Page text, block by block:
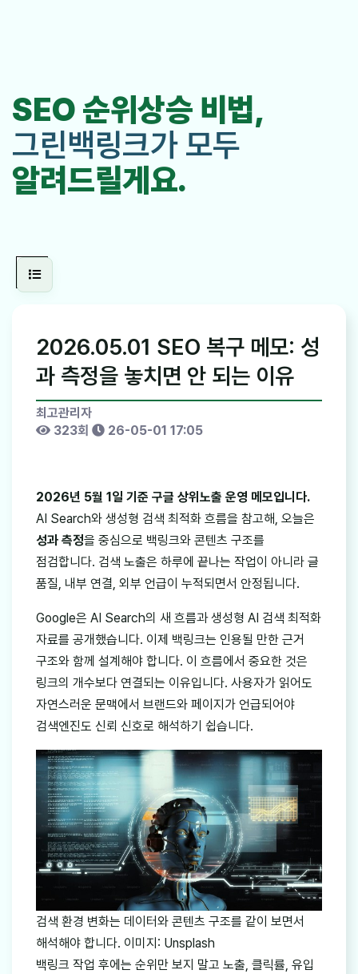
SEO 순위상승 비법,
그린백링크가 모두
알려드릴게요.
2026.05.01 SEO 복구 메모: 성
과 측정을 놓치면 안 되는 이유
최고관리자
323회
26-05-01 17:05
2026년 5월 1일 기준 구글 상위노출 운영 메모입니다.
AI Search와 생성형 검색 최적화 흐름을 참고해, 오늘은
성과 측정을 중심으로 백링크와 콘텐츠 구조를
점검합니다. 검색 노출은 하루에 끝나는 작업이 아니라 글
품질, 내부 연결, 외부 언급이 누적되면서 안정됩니다.
Google은 AI Search의 새 흐름과 생성형 AI 검색 최적화
자료를 공개했습니다. 이제 백링크는 인용될 만한 근거
구조와 함께 설계해야 합니다. 이 흐름에서 중요한 것은
링크의 개수보다 연결되는 이유입니다. 사용자가 읽어도
자연스러운 문맥에서 브랜드와 페이지가 언급되어야
검색엔진도 신뢰 신호로 해석하기 쉽습니다.
검색 환경 변화는 데이터와 콘텐츠 구조를 같이 보면서
해석해야 합니다. 이미지: Unsplash
백링크 작업 후에는 순위만 보지 말고 노출, 클릭률, 유입